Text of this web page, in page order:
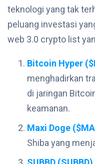
teknologi yang tak
peluang investasi
web 3.0 crypto list
Bitcoin Hyper
menghadirkan
di jaringan
keamanan.
Maxi Doge
Shiba yang